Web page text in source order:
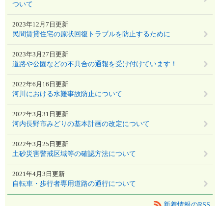
ついて
民間賃貸住宅の原状回復トラブルを防止するために
2023年12月7日更新
道路や公園などの不具合の通報を受け付けています！
2023年3月27日更新
河川における水難事故防止について
2022年6月16日更新
河内長野市みどりの基本計画の改定について
2022年3月31日更新
土砂災害警戒区域等の確認方法について
2022年3月25日更新
自転車・歩行者専用道路の通行について
2021年4月3日更新